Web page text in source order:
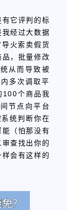
它评判的标
经过大数据
火索卖假货
，批量修改
从而导致被
多次调取平
100个商品我
节点向平台
统判断你在
（怕那没有
查找出你的
会有这样的
免？